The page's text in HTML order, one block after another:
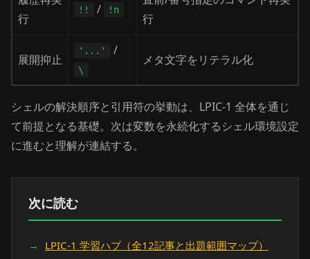
行
!! / !n
行
展開抑止
'...' /
\
メタ文字をリテラル化
シェルの解決順序と引用符の挙動は、LPIC-1 全体を通じ
て前提となる基礎。次は変数を永続化するシェル環境設定
に進むと理解が連結する。
次に読む
LPIC-1 学習ハブ（全12記事と出題範囲マップ）